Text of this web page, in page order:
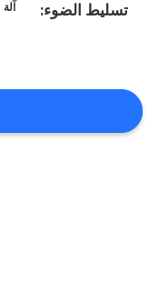
خريطة
تسليط الضوء: